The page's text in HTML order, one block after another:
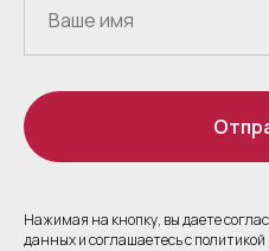
Нажимая на кнопку, вы даете
данных и соглашаетесь c